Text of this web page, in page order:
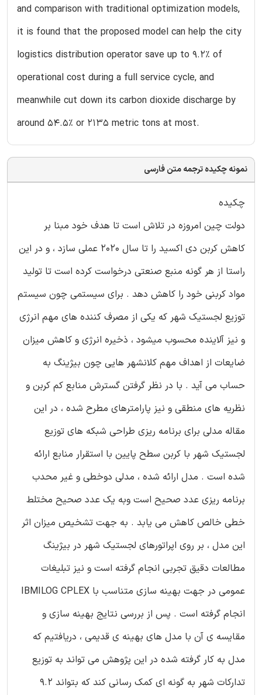
and comparison with traditional optimization models,
it is found that the proposed model can help the city
logistics distribution operator save up to 9.2% of
operational cost during a full service cycle, and
meanwhile cut down its carbon dioxide discharge by
around 54.5% or 2135 metric tons at most.
نمونه چکیده ترجمه متن فارسی
چکیده
دولت چین امروزه در تلاش است تا هدف خود مبنا بر
کاهش کربن دی اکسید را تا سال 2020 عملی سازد ، و در این
راستا از هر گونه منبع صنعتی درخواست کرده است تا تولید
مواد کربنی خود را کاهش دهد . برای سیستمی چون سیستم
توزیع لجستیک شهر که یکی از مصرف کننده های مهم انرژی
و نیز آلاینده محسوب میشود ، ذخیره انرژی و کاهش میزان
ضایعات از اهداف مهم کلانشهر هایی چون بیژینگ به
حساب می آید . با در نظر گرفتن گسترش منابع کم کربن و
نظریه های منطقی و نیز پارامترهای مطرح شده ، در این
مقاله مدلی برای برنامه ریزی طراحی شبکه های توزیع
لجستیک شهر با کربن سطح پایین با استقرار منابع ارائه
شده است . مدل ارائه شده ، مدلی دوخطی و غیر محدب
برنامه ریزی عدد صحیح است وبه یک عدد صحیح مختلط
خطی خالص کاهش می یابد . به جهت تشخیص میزان اثر
این مدل ، بر روی اپراتورهای لجستیک شهر در بیژینگ
مطالعات دقیق تجربی انجام گرفته است و نیز تبلیغات
عمومی در جهت بهینه سازی متناسب با IBMILOG CPLEX
انجام گرفته است . پس از بررسی نتایج بهینه سازی و
مقایسه ی آن با مدل های بهینه ی قدیمی ، دریافتیم که
مدل به کار گرفته شده در این پژوهش می تواند به توزیع
تدارکات شهر به گونه ای کمک رسانی کند که بتواند 9.2